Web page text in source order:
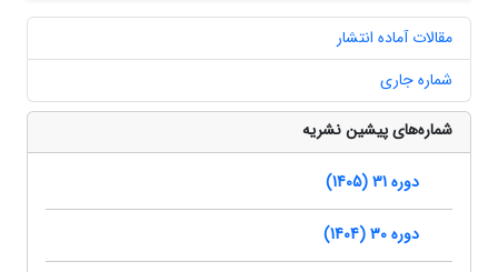
مقالات آماده انتشار
شماره جاری
شماره‌های پیشین نشریه
دوره 31 (1405)
دوره 30 (1404)